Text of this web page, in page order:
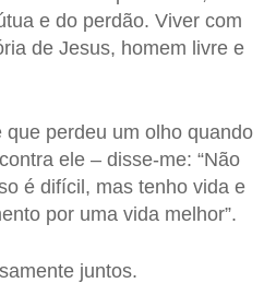
e do perdão. Viver com
de Jesus, homem livre e
que perdeu um olho quando
ele – disse-me: “Não
é difícil, mas tenho vida e
por uma vida melhor”.
juntos.